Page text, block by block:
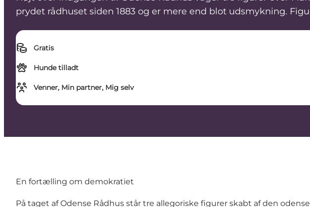
prydet rådhuset siden 1883 og er mere end blot udsmykning.
Gratis
Hunde tilladt
Venner, Min partner, Mig selv
En fortælling om demokratiet
På taget af Odense Rådhus står tre allegoriske figurer skabt af den